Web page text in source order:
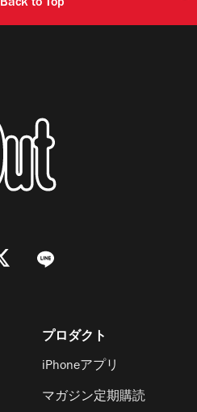
Back to Top
プロダクト
iPhoneアプリ
マガジン定期購読